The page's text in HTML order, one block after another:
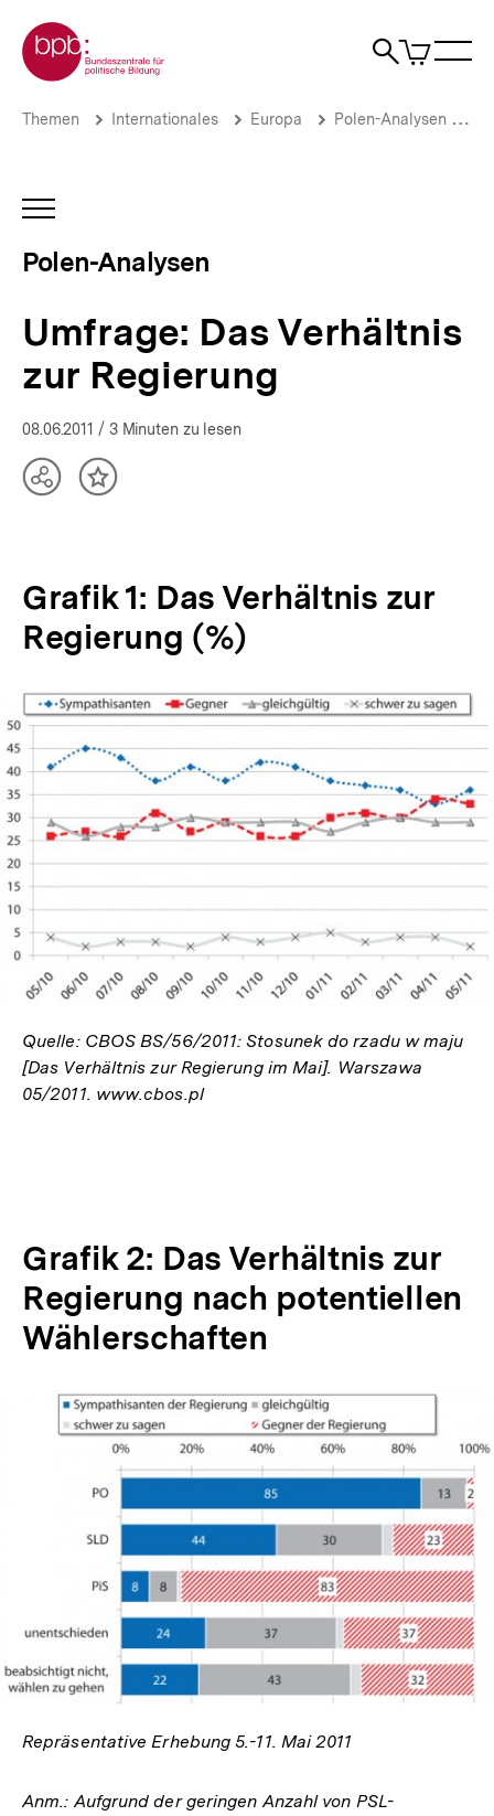
zum
Seiteninhalt
springen
Zur Startseite der bpb
Suche
Artikel
im
Umfrage:
Regierung
Polen-
Analysen
Brotkrümelnavigation
Pfadnavigation
Themen Internationales Europa Polen-Analysen
INHALTSNAVIGATION
Polen-Analysen
Umfrage: Das Verhältnis
zur Regierung
08.06.2011 / 3 Minuten zu lesen
TeilenInhalt
Grafik 1: Das Verhältnis zur
Regierung (%)
Quelle: CBOS BS/56/2011: Stosunek do rzadu w maju
[Das Verhältnis zur Regierung im Mai]. Warszawa
05/2011. www.cbos.pl
Grafik 2: Das Verhältnis zur
Regierung nach potentiellen
Wählerschaften
In
Lightbox
öffnen
Repräsentative Erhebung 5.-11. Mai 2011
Anm.: Aufgrund der geringen Anzahl von PSL-